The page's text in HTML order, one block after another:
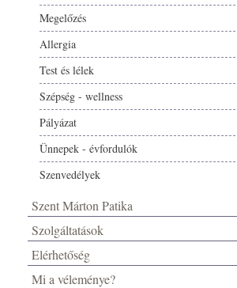
Megelőzés
Allergia
Test és lélek
Szépség - wellness
Pályázat
Ünnepek - évfordulók
Szenvedélyek
Szent Márton Patika
Szolgáltatások
Elérhetőség
Mi a véleménye?